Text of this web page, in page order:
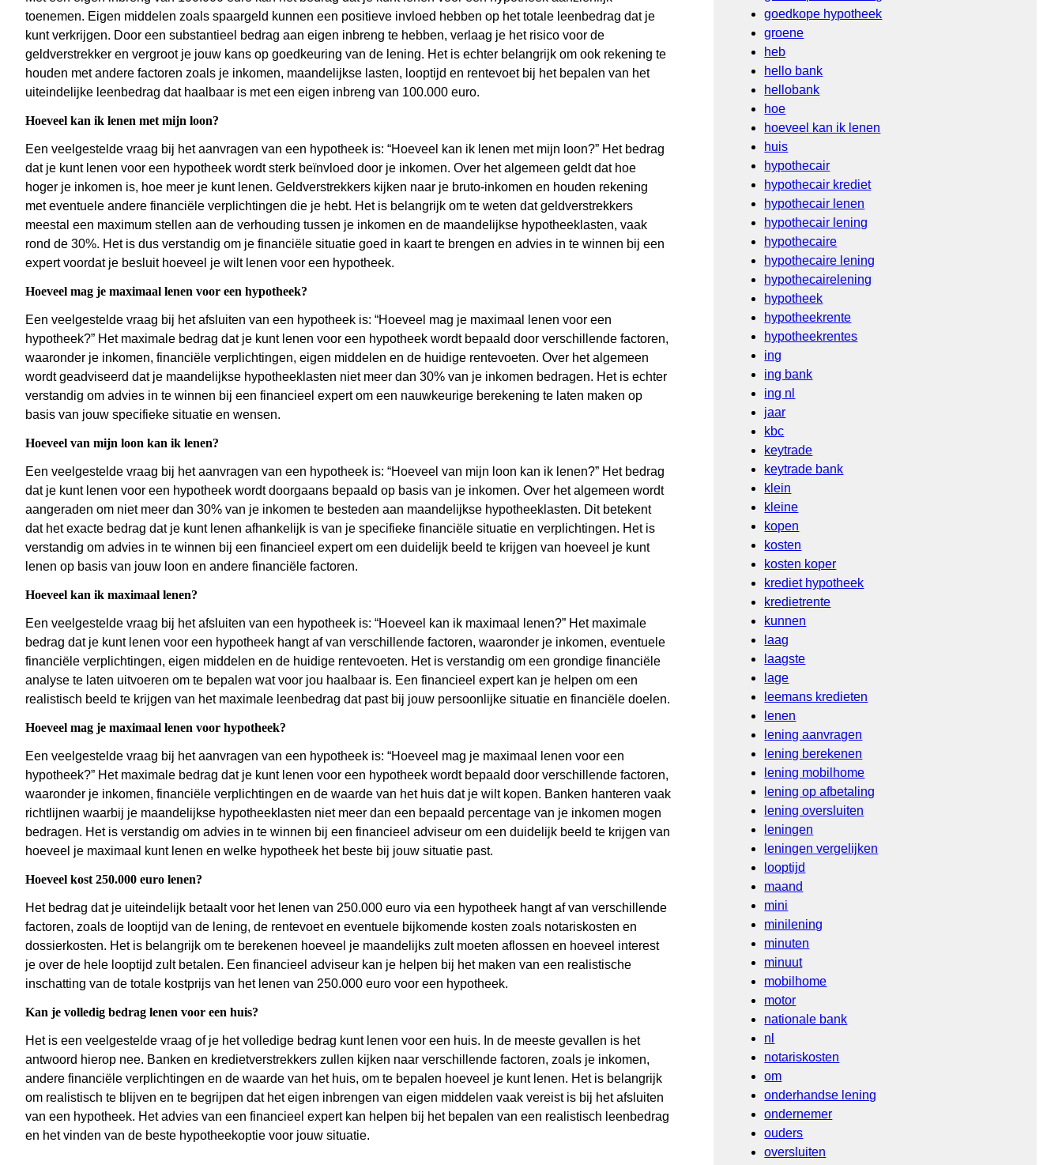
toenemen. Eigen middelen zoals spaargeld kunnen een positieve invloed hebben op het totale leenbedrag dat je
kunt verkrijgen. Door een substantieel bedrag aan eigen inbreng te hebben, verlaag je het risico voor de
geldverstrekker en vergroot je jouw kans op goedkeuring van de lening. Het is echter belangrijk om ook rekening te
houden met andere factoren zoals je inkomen, maandelijkse lasten, looptijd en rentevoet bij het bepalen van het
uiteindelijke leenbedrag dat haalbaar is met een eigen inbreng van 100.000 euro.
Hoeveel kan ik lenen met mijn loon?
Een veelgestelde vraag bij het aanvragen van een hypotheek is: “Hoeveel kan ik lenen met mijn loon?” Het bedrag
dat je kunt lenen voor een hypotheek wordt sterk beïnvloed door je inkomen. Over het algemeen geldt dat hoe
hoger je inkomen is, hoe meer je kunt lenen. Geldverstrekkers kijken naar je bruto-inkomen en houden rekening
met eventuele andere financiële verplichtingen die je hebt. Het is belangrijk om te weten dat geldverstrekkers
meestal een maximum stellen aan de verhouding tussen je inkomen en de maandelijkse hypotheeklasten, vaak
rond de 30%. Het is dus verstandig om je financiële situatie goed in kaart te brengen en advies in te winnen bij een
expert voordat je besluit hoeveel je wilt lenen voor een hypotheek.
Hoeveel mag je maximaal lenen voor een hypotheek?
Een veelgestelde vraag bij het afsluiten van een hypotheek is: “Hoeveel mag je maximaal lenen voor een
hypotheek?” Het maximale bedrag dat je kunt lenen voor een hypotheek wordt bepaald door verschillende factoren,
waaronder je inkomen, financiële verplichtingen, eigen middelen en de huidige rentevoeten. Over het algemeen
wordt geadviseerd dat je maandelijkse hypotheeklasten niet meer dan 30% van je inkomen bedragen. Het is echter
verstandig om advies in te winnen bij een financieel expert om een nauwkeurige berekening te laten maken op
basis van jouw specifieke situatie en wensen.
Hoeveel van mijn loon kan ik lenen?
Een veelgestelde vraag bij het aanvragen van een hypotheek is: “Hoeveel van mijn loon kan ik lenen?” Het bedrag
dat je kunt lenen voor een hypotheek wordt doorgaans bepaald op basis van je inkomen. Over het algemeen wordt
aangeraden om niet meer dan 30% van je inkomen te besteden aan maandelijkse hypotheeklasten. Dit betekent
dat het exacte bedrag dat je kunt lenen afhankelijk is van je specifieke financiële situatie en verplichtingen. Het is
verstandig om advies in te winnen bij een financieel expert om een duidelijk beeld te krijgen van hoeveel je kunt
lenen op basis van jouw loon en andere financiële factoren.
Hoeveel kan ik maximaal lenen?
Een veelgestelde vraag bij het afsluiten van een hypotheek is: “Hoeveel kan ik maximaal lenen?” Het maximale
bedrag dat je kunt lenen voor een hypotheek hangt af van verschillende factoren, waaronder je inkomen, eventuele
financiële verplichtingen, eigen middelen en de huidige rentevoeten. Het is verstandig om een grondige financiële
analyse te laten uitvoeren om te bepalen wat voor jou haalbaar is. Een financieel expert kan je helpen om een
realistisch beeld te krijgen van het maximale leenbedrag dat past bij jouw persoonlijke situatie en financiële doelen.
Hoeveel mag je maximaal lenen voor hypotheek?
Een veelgestelde vraag bij het aanvragen van een hypotheek is: “Hoeveel mag je maximaal lenen voor een
hypotheek?” Het maximale bedrag dat je kunt lenen voor een hypotheek wordt bepaald door verschillende factoren,
waaronder je inkomen, financiële verplichtingen en de waarde van het huis dat je wilt kopen. Banken hanteren vaak
richtlijnen waarbij je maandelijkse hypotheeklasten niet meer dan een bepaald percentage van je inkomen mogen
bedragen. Het is verstandig om advies in te winnen bij een financieel adviseur om een duidelijk beeld te krijgen van
hoeveel je maximaal kunt lenen en welke hypotheek het beste bij jouw situatie past.
Hoeveel kost 250.000 euro lenen?
Het bedrag dat je uiteindelijk betaalt voor het lenen van 250.000 euro via een hypotheek hangt af van verschillende
factoren, zoals de looptijd van de lening, de rentevoet en eventuele bijkomende kosten zoals notariskosten en
dossierkosten. Het is belangrijk om te berekenen hoeveel je maandelijks zult moeten aflossen en hoeveel interest
je over de hele looptijd zult betalen. Een financieel adviseur kan je helpen bij het maken van een realistische
inschatting van de totale kostprijs van het lenen van 250.000 euro voor een hypotheek.
Kan je volledig bedrag lenen voor een huis?
Het is een veelgestelde vraag of je het volledige bedrag kunt lenen voor een huis. In de meeste gevallen is het
antwoord hierop nee. Banken en kredietverstrekkers zullen kijken naar verschillende factoren, zoals je inkomen,
andere financiële verplichtingen en de waarde van het huis, om te bepalen hoeveel je kunt lenen. Het is belangrijk
om realistisch te blijven en te begrijpen dat het eigen inbrengen van eigen middelen vaak vereist is bij het afsluiten
van een hypotheek. Het advies van een financieel expert kan helpen bij het bepalen van een realistisch leenbedrag
en het vinden van de beste hypotheekoptie voor jouw situatie.
goedkope hypotheek
groene
heb
hello bank
hellobank
hoe
hoeveel kan ik lenen
huis
hypothecair
hypothecair krediet
hypothecair lenen
hypothecair lening
hypothecaire
hypothecaire lening
hypothecairelening
hypotheek
hypotheekrente
hypotheekrentes
ing
ing bank
ing nl
jaar
kbc
keytrade
keytrade bank
klein
kleine
kopen
kosten
kosten koper
krediet hypotheek
kredietrente
kunnen
laag
laagste
lage
leemans kredieten
lenen
lening aanvragen
lening berekenen
lening mobilhome
lening op afbetaling
lening oversluiten
leningen
leningen vergelijken
looptijd
maand
mini
minilening
minuten
minuut
mobilhome
motor
nationale bank
nl
notariskosten
om
onderhandse lening
ondernemer
ouders
oversluiten